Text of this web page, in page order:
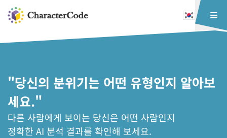
"당신의 분위기는 어떤 유형인지 알아보
세요."
다른 사람에게 보이는 당신은 어떤 사람인지
정확한 AI 분석 결과를 확인해 보세요.